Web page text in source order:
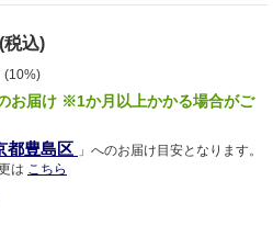
税込)
(10%)
お届け ※1か月以上かかる場合がご
都豊島区 」へのお届け目安となります。
は こちら